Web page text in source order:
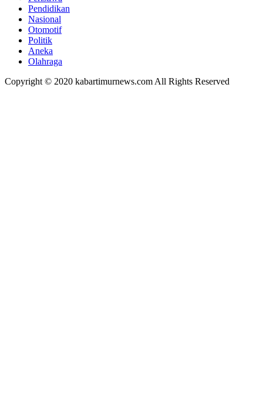
Pendidikan
Nasional
Otomotif
Politik
Aneka
Olahraga
Copyright © 2020 kabartimurnews.com All Rights Reserved